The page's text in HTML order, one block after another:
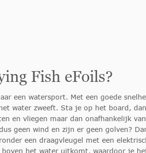
Fish eFoils?
een watersport. Met een goede
water zweeft. Sta je op het board,
en vliegen maar dan onafhankelijk
geen wind en zijn er geen golven?
een draagvleugel met een
het water uitkomt, waardoor je